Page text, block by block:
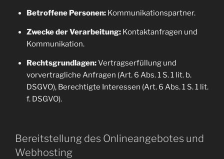
Betroffene Personen:Kommunikationspartner.
Zwecke der Verarbeitung:Kontaktanfragen und
Kommunikation.
Rechtsgrundlagen:Vertragserfüllung und
vorvertragliche Anfragen (Art. 6 Abs. 1 S. 1 lit. b.
DSGVO), Berechtigte Interessen (Art. 6 Abs. 1 S. 1 lit.
f. DSGVO).
Bereitstellung des Onlineangebotes und
Webhosting